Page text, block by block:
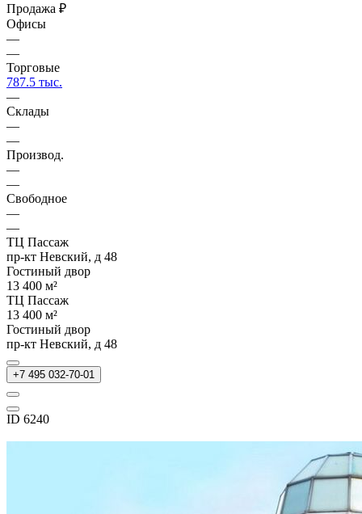
Продажа ₽
Офисы
—
—
Торговые
787.5 тыс.
—
Склады
—
—
Производ.
—
—
Свободное
—
—
ТЦ Пассаж
пр-кт Невский, д 48
Гостиный двор
13 400 м²
ТЦ Пассаж
13 400 м²
Гостиный двор
пр-кт Невский, д 48
+7 495 032-70-01
ID 6240